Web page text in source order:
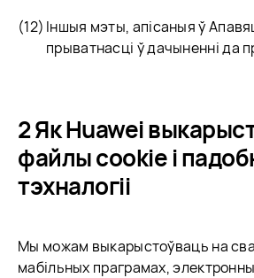
Іншыя мэты, апісаныя ў
прыватнасці ў дачыненні да
2 Як Huawei
файлы cookie і
тэхналогіі
Мы можам выкарыстоўваць на
мабільных праграмах,